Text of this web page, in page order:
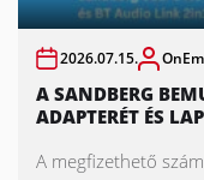
2026.07.15.
A SANDBERG
ADAPTERÉT ÉS
A megfizethető